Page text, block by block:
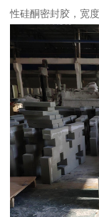
性硅酮密封胶，宽